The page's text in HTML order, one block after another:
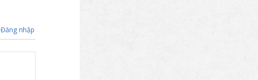
Đăng nhập